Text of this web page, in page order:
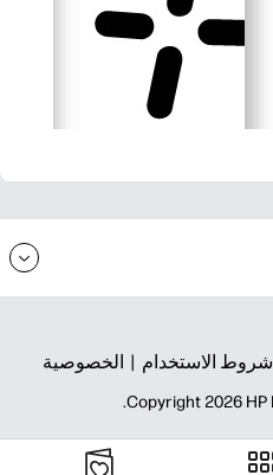
شروط الاستخدام | الخصوصية